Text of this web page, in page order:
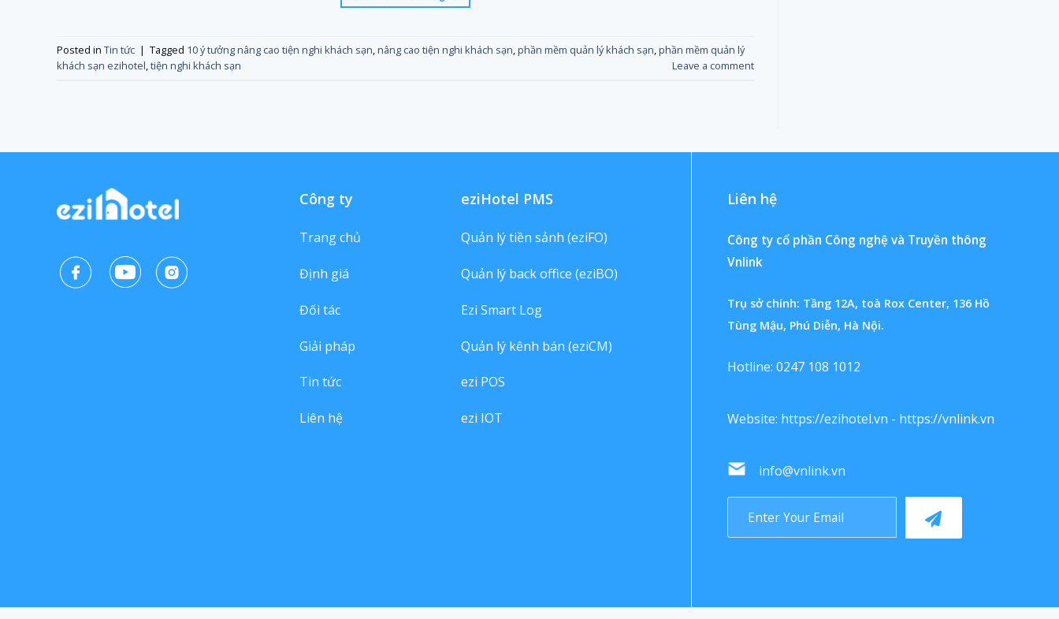
Posted in Tin tức | Tagged 10 ý tưởng nâng cao tiện nghi khách sạn,nâng cao tiện nghi khách sạn,phần mềm quản lý khách sạn,phần mềm quản lý
khách sạn ezihotel,tiện nghi khách sạn Leave a comment
Công ty
Trang chủ
Định giá
Đối tác
Giải pháp
Tin tức
Liên hệ
eziHotel PMS
Quản lý tiền sảnh (eziFO)
Quản lý back office (eziBO)
Ezi Smart Log
Quản lý kênh bán (eziCM)
ezi POS
ezi IOT
Liên hệ
Công ty cổ phần Công nghệ và Truyền thông
Vnlink
Trụ sở chính: Tầng 12A, toà Rox Center, 136 Hồ
Tùng Mậu, Phú Diễn, Hà Nội.
Hotline: 0247 108 1012
Website: https://ezihotel.vn - https://vnlink.vn
info@vnlink.vn